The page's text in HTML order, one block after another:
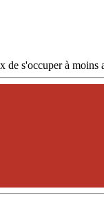
s'occuper à moins